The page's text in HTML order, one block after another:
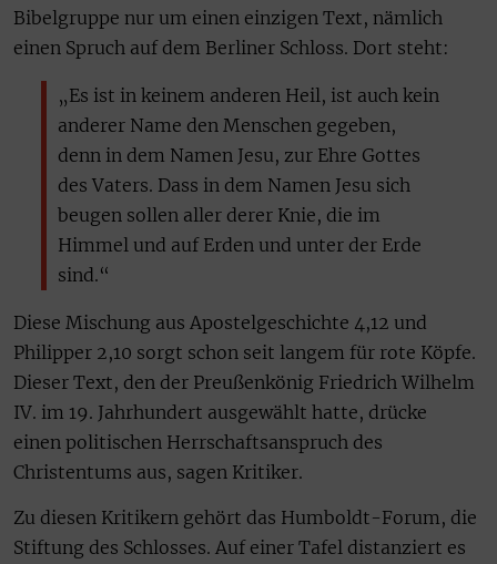
Bibelgruppe nur um einen einzigen Text, nämlich
einen Spruch auf dem Berliner Schloss. Dort steht:
„Es ist in keinem anderen Heil, ist auch kein
anderer Name den Menschen gegeben,
denn in dem Namen Jesu, zur Ehre Gottes
des Vaters. Dass in dem Namen Jesu sich
beugen sollen aller derer Knie, die im
Himmel und auf Erden und unter der Erde
sind.“
Diese Mischung aus Apostelgeschichte 4,12 und
Philipper 2,10 sorgt schon seit langem für rote Köpfe.
Dieser Text, den der Preußenkönig Friedrich Wilhelm
IV. im 19. Jahrhundert ausgewählt hatte, drücke
einen politischen Herrschaftsanspruch des
Christentums aus, sagen Kritiker.
Zu diesen Kritikern gehört das Humboldt-Forum, die
Stiftung des Schlosses. Auf einer Tafel distanziert es